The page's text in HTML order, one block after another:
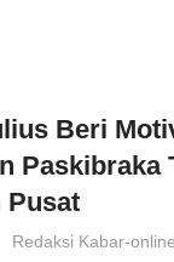
Beri
Paskibraka
Pusat
Redaksi Kabar-online